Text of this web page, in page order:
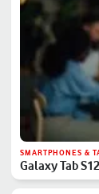
SMARTPHONES &
Galaxy Tab